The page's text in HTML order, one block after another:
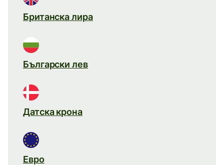
Британска лира
Български лев
Датска крона
Евро